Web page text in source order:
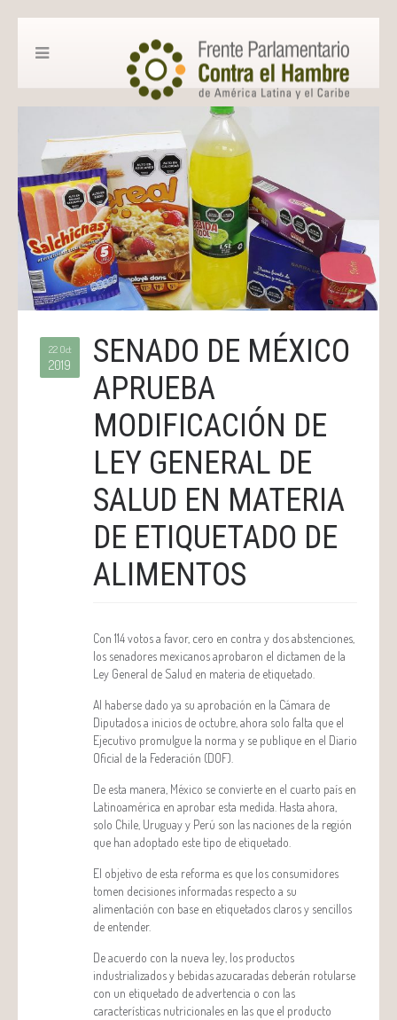
22 Oct
2019
SENADO DE MÉXICO
APRUEBA
MODIFICACIÓN DE
LEY GENERAL DE
SALUD EN MATERIA
DE ETIQUETADO DE
ALIMENTOS
Con 114 votos a favor, cero en contra y dos abstenciones,
los senadores mexicanos aprobaron el dictamen de la
Ley General de Salud en materia de etiquetado.
Al haberse dado ya su aprobación en la Cámara de
Diputados a inicios de octubre, ahora solo falta que el
Ejecutivo promulgue la norma y se publique en el Diario
Oficial de la Federación (DOF).
De esta manera, México se convierte en el cuarto país en
Latinoamérica en aprobar esta medida. Hasta ahora,
solo Chile, Uruguay y Perú son las naciones de la región
que han adoptado este tipo de etiquetado.
El objetivo de esta reforma es que los consumidores
tomen decisiones informadas respecto a su
alimentación con base en etiquetados claros y sencillos
de entender.
De acuerdo con la nueva ley, los productos
industrializados y bebidas azucaradas deberán rotularse
con un etiquetado de advertencia o con las
características nutricionales en las que el producto